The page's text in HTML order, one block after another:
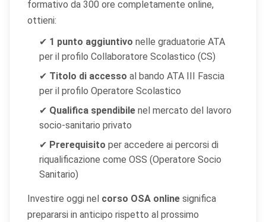
formativo da 300 ore completamente online,
ottieni:
✔ 1 punto aggiuntivo nelle graduatorie ATA
per il profilo Collaboratore Scolastico (CS)
✔ Titolo di accesso al bando ATA III Fascia
per il profilo Operatore Scolastico
✔ Qualifica spendibile nel mercato del lavoro
socio-sanitario privato
✔ Prerequisito per accedere ai percorsi di
riqualificazione come OSS (Operatore Socio
Sanitario)
Investire oggi nel corso OSA online significa
prepararsi in anticipo rispetto al prossimo